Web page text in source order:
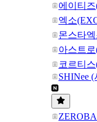
에이티
엑소
몬스타
아스트
코르티
SHINee